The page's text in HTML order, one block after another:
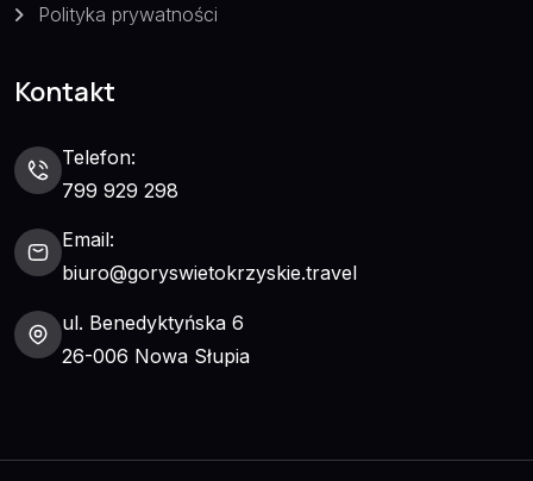
Polityka prywatności
Kontakt
Telefon:
799 929 298
Email:
biuro@goryswietokrzyskie.travel
ul. Benedyktyńska 6
26-006 Nowa Słupia